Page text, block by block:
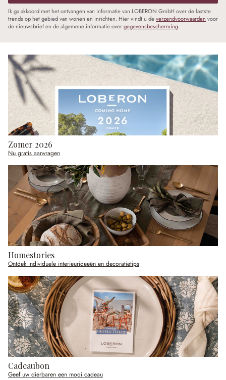
Ik ga akkoord met het ontvangen van informatie van LOBERON GmbH over de laatste
trends op het gebied van wonen en inrichten. Hier vindt u deverzendvoorwaarden voor
de nieuwsbrief en de algemene informatie overgegevensbescherming.
Zomer 2026
Nu gratis aanvragen
Homestories
Ontdek individuele interieurideeën en decoratietips
Cadeaubon
Geef uw dierbaren een mooi cadeau